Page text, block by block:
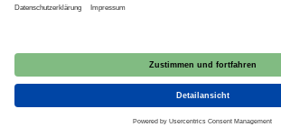
2026 BDEW
Impressum|